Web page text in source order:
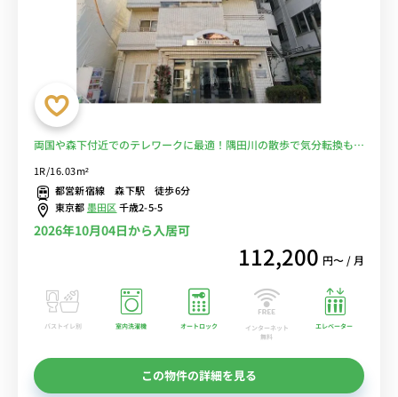
両国や森下付近でのテレワークに最適！隅田川の散歩で気分転換も
1R/16.03m²
都営新宿線 森下駅 徒歩6分
東京都墨田区千歳2-5-5
2026年10月04日から入居可
112,200 円〜 / 月
バストイレ別 室内洗濯機 オートロック
インターネット
無料
エレベーター
この物件の詳細を見る